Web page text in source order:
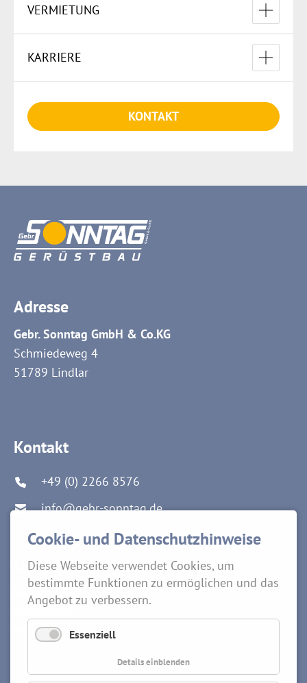
SCHUTZ-EINHAUSUNG
WETTERSCHUTZDÄCHER
SONDERKONSTRUKTIONEN
VERMIETUNG
FAHRGERÜSTE
EVENTS
KARRIERE
STELLENANGEBOTE
ERFOLGSGESCHICHTEN
KONTAKT
Adresse
Gebr. Sonntag GmbH & Co.KG
Schmiedeweg 4
51789 Lindlar
Kontakt
+49 (0) 2266 8576
info@gebr-sonntag.de
Links
Karriere
Leistungen
Vermietung
Cookie- und Datenschutzhinweise
Diese Webseite verwendet Cookies, um
bestimmte Funktionen zu ermöglichen und das
Angebot zu verbessern.
Essenziell
Details einblenden